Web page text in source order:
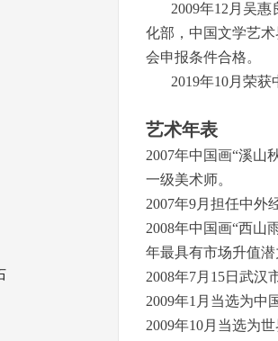
2009年12月吴惠
化部，中国文学艺
会申报条件合格。
2019年10月荣获
艺术年表
2007年中国画“溪山
一级美术师。
2007年9月担任中外
2008年中国画“西山
年最具有市场升值
2008年7月15日武
2009年1月当选为中
2009年10月当选为